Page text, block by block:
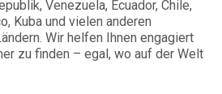
Venezuela, Ecuador, Chile,
Kuba und vielen anderen
Wir helfen Ihnen engagiert
zu finden – egal, wo auf der Welt